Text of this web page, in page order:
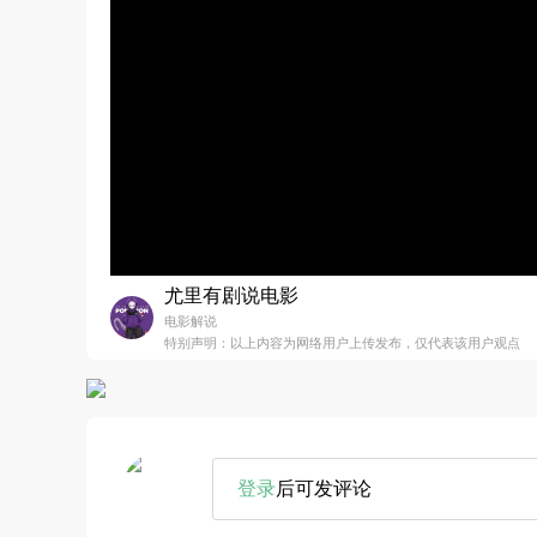
尤里有剧说电影
电影解说
特别声明：以上内容为网络用户上传发布，仅代表该用户观点
登录后可发评论